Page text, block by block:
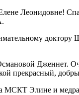
Леонидовне!
прекрасный,
МСКТ Элине и